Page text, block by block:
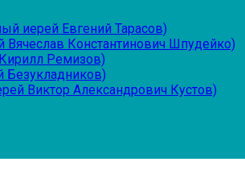
иерей Евгений Тарасов)
Вячеслав Константинович Шпудейко)
Ремизов)
Безукладников)
Виктор Александрович Кустов)